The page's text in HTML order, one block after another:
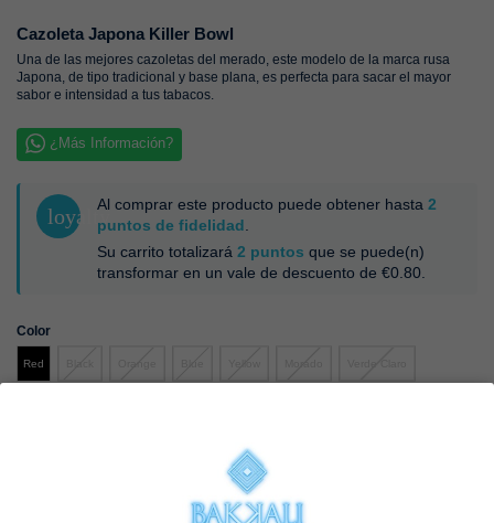
Cazoleta Japona Killer Bowl
Una de las mejores cazoletas del merado, este modelo de la marca rusa
Japona, de tipo tradicional y base plana, es perfecta para sacar el mayor
sabor e intensidad a tus tabacos.
¿Más Información?
loyaltyAl comprar este producto puede obtener hasta 2
puntos de fidelidad
Su carrito totalizará 2 puntos que se puede(n)
transformar en un vale de descuento de €0.80
Color
Red